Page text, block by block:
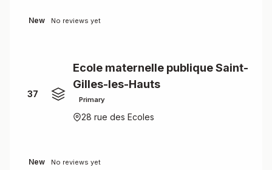
New No reviews yet
37
Ecole maternelle publique Saint-
Gilles-les-Hauts
Primary
28 rue des Ecoles
New No reviews yet